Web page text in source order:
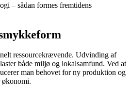
– sådan formes fremtidens
ressourcekrævende. Udvinding af
både miljø og lokalsamfund. Ved at
man behovet for ny produktion og